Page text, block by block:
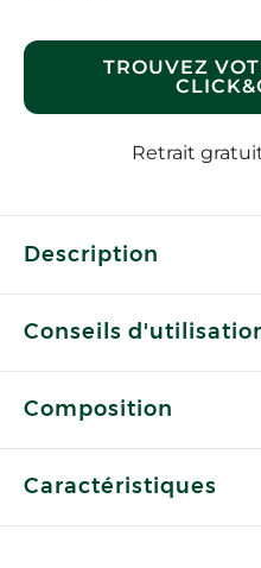
TROUVEZ
Retrait
Description
Conseils
Composition
Caractéristiques